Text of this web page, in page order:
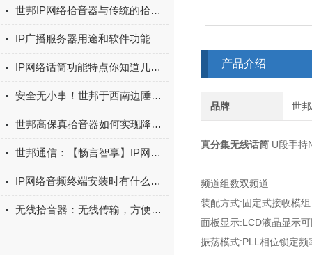
世邦IP网络拾音器与传统的拾音器有什么区别？
IP广播服务器用途和软件功能
IP网络话筒功能特点你知道几个呢
安全无小事！世邦于西南边陲守护“死亡之坡”
世邦高保真拾音器如何实现降噪？
世邦通信：【畅言智享】IP网络会议系统解决方案
IP网络音频终端安装时有什么需要注意的吗
无线拾音器：无线传输，方便实用
产品介绍
品牌 世
真分集无线话筒 U段手持
频道组数双频道
装配方式:固定式接收模组
面板显示:LCD液晶显示
振荡模式:PLL相位锁定频